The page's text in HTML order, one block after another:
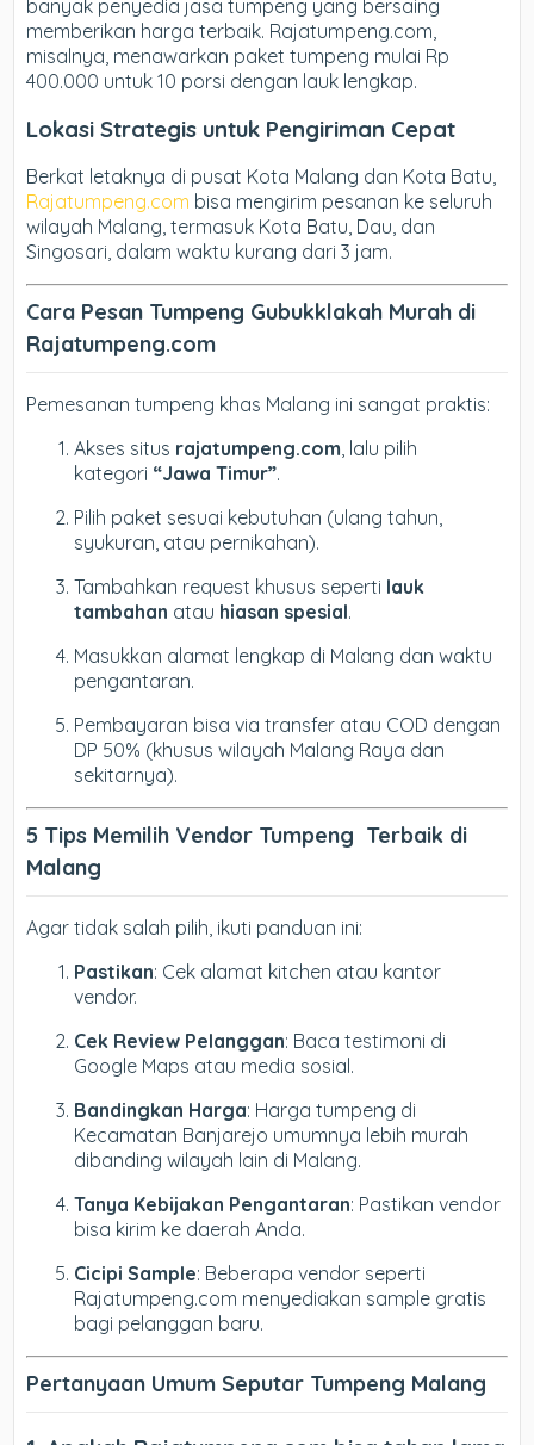
banyak penyedia jasa tumpeng yang bersaing
memberikan harga terbaik. Rajatumpeng.com,
misalnya, menawarkan paket tumpeng mulai Rp
400.000 untuk 10 porsi dengan lauk lengkap.
Lokasi Strategis untuk Pengiriman Cepat
Berkat letaknya di pusat Kota Malang dan Kota Batu,
Rajatumpeng.com bisa mengirim pesanan ke seluruh
wilayah Malang, termasuk Kota Batu, Dau, dan
Singosari, dalam waktu kurang dari 3 jam.
Cara Pesan Tumpeng Gubukklakah Murah di
Rajatumpeng.com
Pemesanan tumpeng khas Malang ini sangat praktis:
Akses situs rajatumpeng.com , lalu pilih
kategori “Jawa Timur”.
Pilih paket sesuai kebutuhan (ulang tahun,
syukuran, atau pernikahan).
Tambahkan request khusus seperti lauk
tambahan atau hiasan spesial.
Masukkan alamat lengkap di Malang dan waktu
pengantaran.
Pembayaran bisa via transfer atau COD dengan
DP 50% (khusus wilayah Malang Raya dan
sekitarnya).
5 Tips Memilih Vendor Tumpeng Terbaik di
Malang
Agar tidak salah pilih, ikuti panduan ini:
Pastikan: Cek alamat kitchen atau kantor
vendor.
Cek Review Pelanggan: Baca testimoni di
Google Maps atau media sosial.
Bandingkan Harga: Harga tumpeng di
Kecamatan Banjarejo umumnya lebih murah
dibanding wilayah lain di Malang.
Tanya Kebijakan Pengantaran: Pastikan vendor
bisa kirim ke daerah Anda.
Cicipi Sample: Beberapa vendor seperti
Rajatumpeng.com menyediakan sample gratis
bagi pelanggan baru.
Pertanyaan Umum Seputar Tumpeng Malang